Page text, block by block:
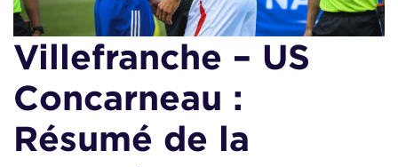
Villefranche – US
Concarneau :
Résumé de la